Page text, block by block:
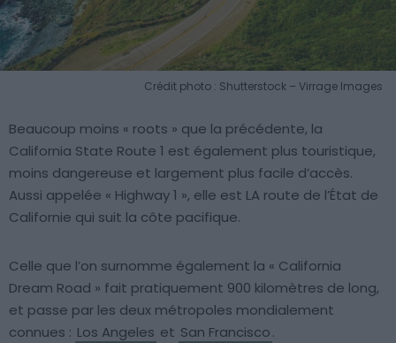
Crédit photo : Shutterstock – Virrage Images
Beaucoup moins « roots » que la précédente, la
California State Route 1 est également plus touristique,
moins dangereuse et largement plus facile d’accès.
Aussi appelée « Highway 1 », elle est LA route de l’État de
Californie qui suit la côte pacifique.
Celle que l’on surnomme également la « California
Dream Road » fait pratiquement 900 kilomètres de long,
et passe par les deux métropoles mondialement
connues : Los Angeles et San Francisco.